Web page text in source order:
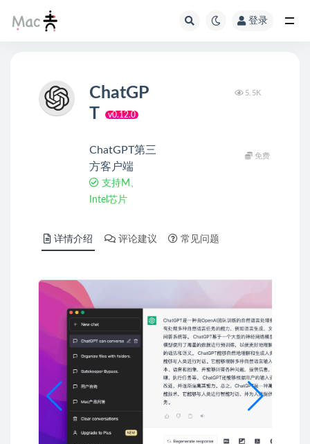
登录
ChatGP
T
v0.12.0
ChatGPT第三
方客户端
支持M、
Intel芯片
5.5K
免费
详情介绍 评论建议 常见问题